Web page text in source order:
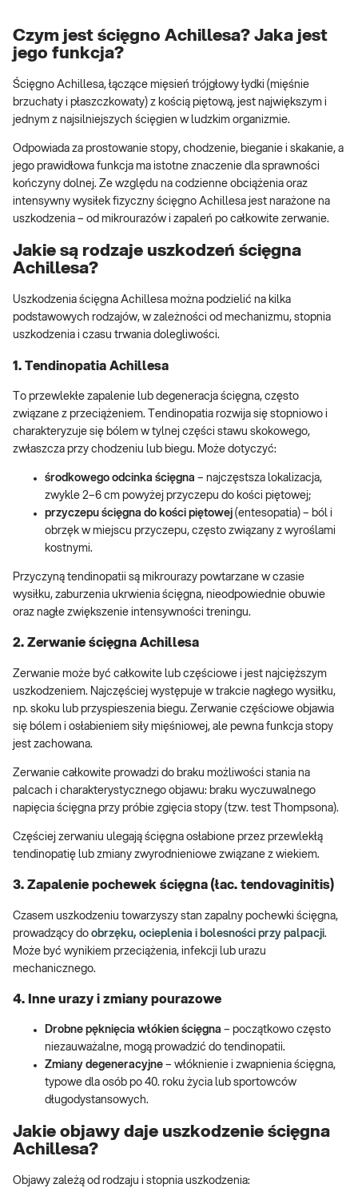
Czym jest ścięgno Achillesa? Jaka jest
jego funkcja?
Ścięgno Achillesa, łączące mięsień trójgłowy łydki (mięśnie
brzuchaty i płaszczkowaty) z kością piętową, jest największym i
jednym z najsilniejszych ścięgien w ludzkim organizmie.
Odpowiada za prostowanie stopy, chodzenie, bieganie i skakanie, a
jego prawidłowa funkcja ma istotne znaczenie dla sprawności
kończyny dolnej. Ze względu na codzienne obciążenia oraz
intensywny wysiłek fizyczny ścięgno Achillesa jest narażone na
uszkodzenia – od mikrourazów i zapaleń po całkowite zerwanie.
Jakie są rodzaje uszkodzeń ścięgna
Achillesa?
Uszkodzenia ścięgna Achillesa można podzielić na kilka
podstawowych rodzajów, w zależności od mechanizmu, stopnia
uszkodzenia i czasu trwania dolegliwości.
1. Tendinopatia Achillesa
To przewlekłe zapalenie lub degeneracja ścięgna, często
związane z przeciążeniem. Tendinopatia rozwija się stopniowo i
charakteryzuje się bólem w tylnej części stawu skokowego,
zwłaszcza przy chodzeniu lub biegu. Może dotyczyć:
środkowego odcinka ścięgna – najczęstsza lokalizacja,
zwykle 2–6 cm powyżej przyczepu do kości piętowej;
przyczepu ścięgna do kości piętowej (entesopatia) – ból i
obrzęk w miejscu przyczepu, często związany z wyroślami
kostnymi.
Przyczyną tendinopatii są mikrourazy powtarzane w czasie
wysiłku, zaburzenia ukrwienia ścięgna, nieodpowiednie obuwie
oraz nagłe zwiększenie intensywności treningu.
2. Zerwanie ścięgna Achillesa
Zerwanie może być całkowite lub częściowe i jest najcięższym
uszkodzeniem. Najczęściej występuje w trakcie nagłego wysiłku,
np. skoku lub przyspieszenia biegu. Zerwanie częściowe objawia
się bólem i osłabieniem siły mięśniowej, ale pewna funkcja stopy
jest zachowana.
Zerwanie całkowite prowadzi do braku możliwości stania na
palcach i charakterystycznego objawu: braku wyczuwalnego
napięcia ścięgna przy próbie zgięcia stopy (tzw. test Thompsona).
Częściej zerwaniu ulegają ścięgna osłabione przez przewlekłą
tendinopatię lub zmiany zwyrodnieniowe związane z wiekiem.
3. Zapalenie pochewek ścięgna (łac. tendovaginitis)
Czasem uszkodzeniu towarzyszy stan zapalny pochewki ścięgna,
prowadzący do obrzęku, ocieplenia i bolesności przy palpacji.
Może być wynikiem przeciążenia, infekcji lub urazu
mechanicznego.
4. Inne urazy i zmiany pourazowe
Drobne pęknięcia włókien ścięgna – początkowo często
niezauważalne, mogą prowadzić do tendinopatii.
Zmiany degeneracyjne – włóknienie i zwapnienia ścięgna,
typowe dla osób po 40. roku życia lub sportowców
długodystansowych.
Jakie objawy daje uszkodzenie ścięgna
Achillesa?
Objawy zależą od rodzaju i stopnia uszkodzenia: